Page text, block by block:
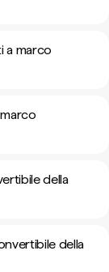
a marco
della
della